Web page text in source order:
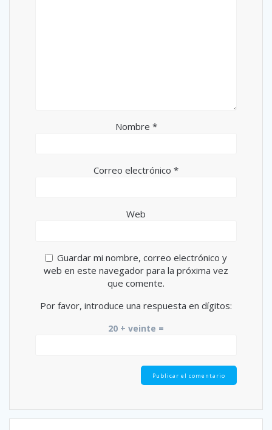
Nombre *
Correo electrónico *
Web
Guardar mi nombre, correo electrónico y
web en este navegador para la próxima vez
que comente.
Por favor, introduce una respuesta en dígitos:
20 + veinte =